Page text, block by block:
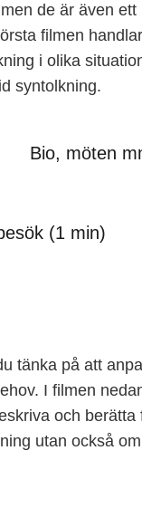
de är även ett
filmen
i olika
syntolkning.
Bio, möten
(1 min)
tänka på att
I filmen
och berätta
utan också